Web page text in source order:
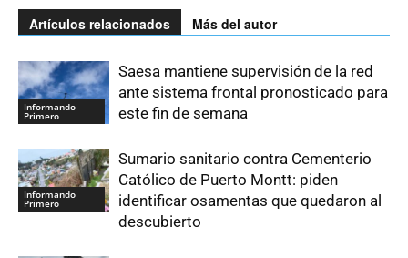
Artículos relacionados Más del autor
Informando
Primero
Saesa mantiene supervisión de la red
ante sistema frontal pronosticado para
este fin de semana
Informando
Primero
Sumario sanitario contra Cementerio
Católico de Puerto Montt: piden
identificar osamentas que quedaron al
descubierto